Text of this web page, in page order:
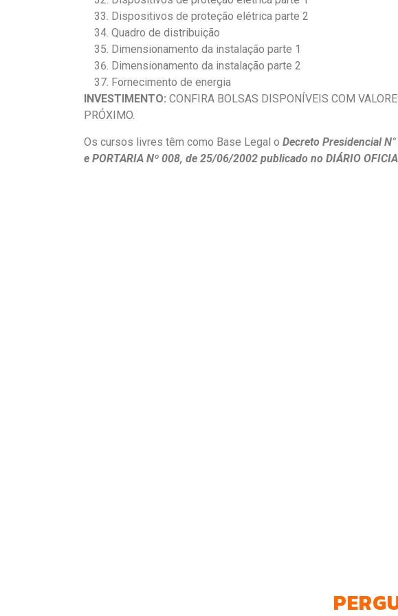
Dispositivos de proteção elétrica parte 2
Quadro de distribuição
Dimensionamento da instalação parte 1
Dimensionamento da instalação parte 2
Fornecimento de energia
INVESTIMENTO: CONFIRA BOLSAS DISPONÍVEIS COM
PRÓXIMO.
Os cursos livres têm como Base Legal o Decreto Presidencial
e PORTARIA Nº 008, de 25/06/2002 publicado no DIÁRIO